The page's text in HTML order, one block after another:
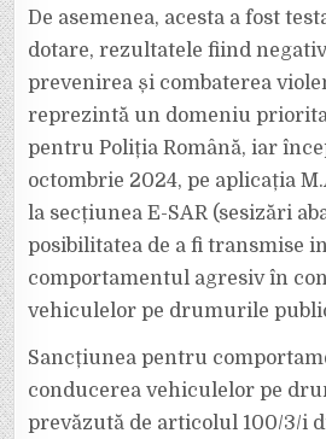
De asemenea, acesta a fost
dotare, rezultatele fiind
prevenirea și combaterea
reprezintă un domeniu
pentru Poliția Română, iar
octombrie 2024, pe aplicația
la secțiunea E-SAR (sesizări
posibilitatea de a fi transmise
comportamentul agresiv în
vehiculelor pe drumurile
Sancțiunea pentru
conducerea vehiculelor pe
prevăzută de articolul 100/3/i